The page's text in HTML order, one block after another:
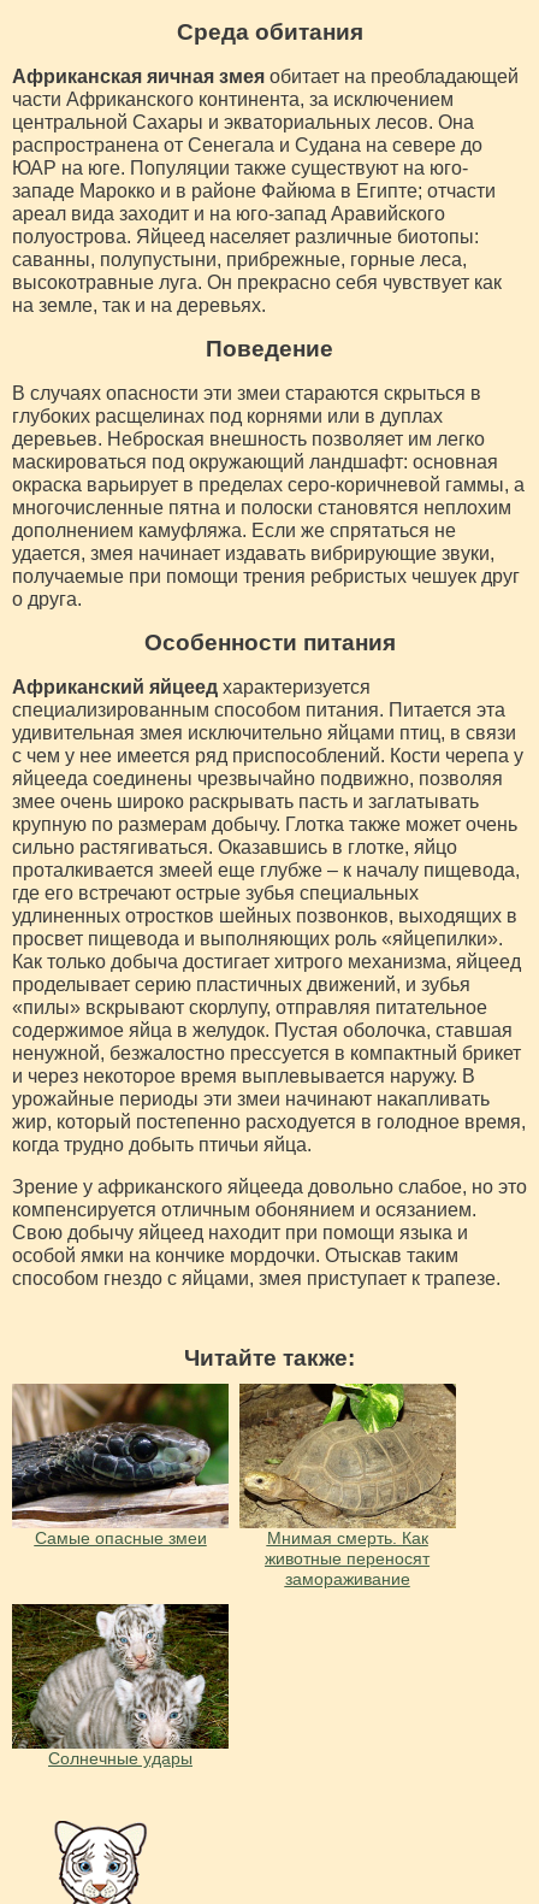
Среда обитания
Африканская яичная змея обитает на преобладающей
части Африканского континента, за исключением
центральной Сахары и экваториальных лесов. Она
распространена от Сенегала и Судана на севере до
ЮАР на юге. Популяции также существуют на юго-
западе Марокко и в районе Файюма в Египте; отчасти
ареал вида заходит и на юго-запад Аравийского
полуострова. Яйцеед населяет различные биотопы:
саванны, полупустыни, прибрежные, горные леса,
высокотравные луга. Он прекрасно себя чувствует как
на земле, так и на деревьях.
Поведение
В случаях опасности эти змеи стараются скрыться в
глубоких расщелинах под корнями или в дуплах
деревьев. Неброская внешность позволяет им легко
маскироваться под окружающий ландшафт: основная
окраска варьирует в пределах серо-коричневой гаммы, а
многочисленные пятна и полоски становятся неплохим
дополнением камуфляжа. Если же спрятаться не
удается, змея начинает издавать вибрирующие звуки,
получаемые при помощи трения ребристых чешуек друг
о друга.
Особенности питания
Африканский яйцеед характеризуется
специализированным способом питания. Питается эта
удивительная змея исключительно яйцами птиц, в связи
с чем у нее имеется ряд приспособлений. Кости черепа у
яйцееда соединены чрезвычайно подвижно, позволяя
змее очень широко раскрывать пасть и заглатывать
крупную по размерам добычу. Глотка также может очень
сильно растягиваться. Оказавшись в глотке, яйцо
проталкивается змеей еще глубже – к началу пищевода,
где его встречают острые зубья специальных
удлиненных отростков шейных позвонков, выходящих в
просвет пищевода и выполняющих роль «яйцепилки».
Как только добыча достигает хитрого механизма, яйцеед
проделывает серию пластичных движений, и зубья
«пилы» вскрывают скорлупу, отправляя питательное
содержимое яйца в желудок. Пустая оболочка, ставшая
ненужной, безжалостно прессуется в компактный брикет
и через некоторое время выплевывается наружу. В
урожайные периоды эти змеи начинают накапливать
жир, который постепенно расходуется в голодное время,
когда трудно добыть птичьи яйца.
Зрение у африканского яйцееда довольно слабое, но это
компенсируется отличным обонянием и осязанием.
Свою добычу яйцеед находит при помощи языка и
особой ямки на кончике мордочки. Отыскав таким
способом гнездо с яйцами, змея приступает к трапезе.
Читайте также:
Самые опасные змеи
Мнимая смерть. Как
животные переносят
замораживание
Солнечные удары